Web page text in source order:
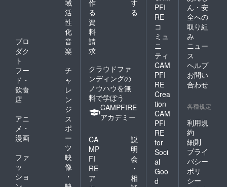
域
活
性
化
プロ
ダク
ト
音
楽
フー
ド・
飲食
店
チ
ャ
レ
ン
ジ
アニ
メ・
漫画
ス
ポ
ー
ツ
ファ
ッ
ショ
映
像
・
作
る
す
る
資
料
請
求
クラウドファ
ンディングの
ノウハウを無
料で学ぼう
CAMPFIRE
アカデミー
CA
MP
FI
RE
ア
説
明
会
・
相
PFI
RE
コ
ミュ
ニ
ティ
CAM
PFI
RE
Crea
tion
CAM
PFI
RE
for
Soci
al
Goo
d
ん・安
全への
取り組
み
ニュー
ス
ヘルプ
お問い
合わせ
各種規定
利用規
約
細則
プライ
バシー
ポリ
シー